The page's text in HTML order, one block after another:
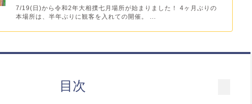
7/19(日)から令和2年大相撲七月場所が始まりました！ 4ヶ月ぶりの
本場所は、半年ぶりに観客を入れての開催。 ...
目次